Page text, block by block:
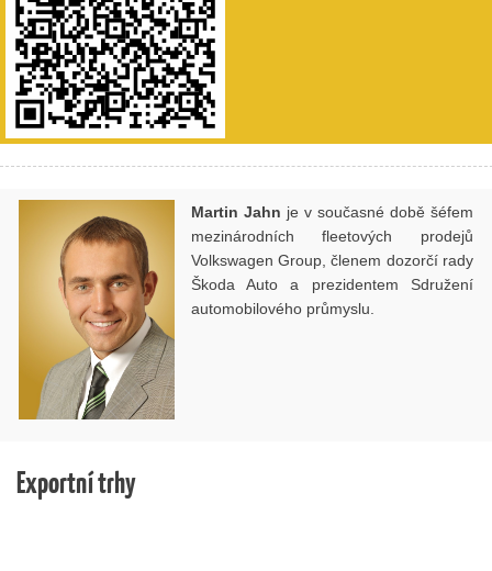
Martin Jahn je v současné době šéfem
mezinárodních fleetových prodejů
Volkswagen Group, členem dozorčí rady
Škoda Auto a prezidentem Sdružení
automobilového průmyslu.
Exportní trhy